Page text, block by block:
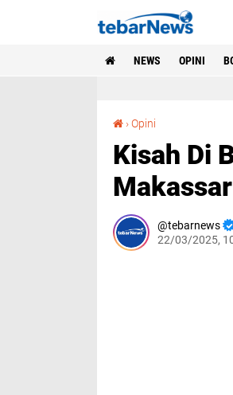
NEWS OPINI
›Opini
Kisah Di
Makassar
tebarnews
22/03/2025,